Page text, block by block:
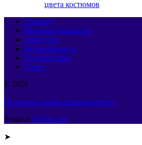
цвета костюмов
Главная
Мировая Панорама
Общество
Недвижимость
Путешествия
Спорт
© 2026
Политика конфиденциальности
Тема от WP Puzzle
➤